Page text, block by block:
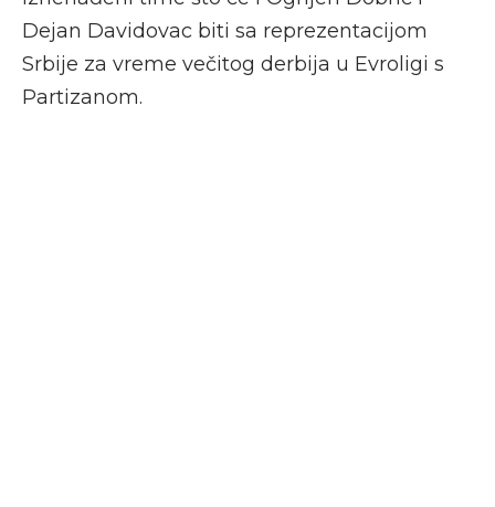
Dejan Davidovac biti sa reprezentacijom
Srbije za vreme večitog derbija u Evroligi s
Partizanom.